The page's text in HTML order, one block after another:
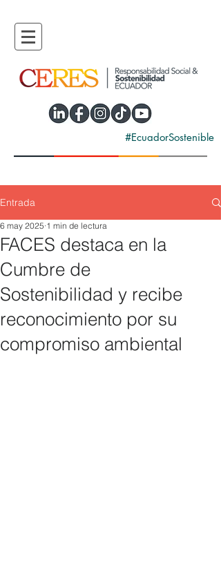
#EcuadorSostenible
Entrada
FACES destaca en la
Cumbre de
Sostenibilidad y recibe
reconocimiento por su
compromiso ambiental
6 may 2025 1 min de lectura